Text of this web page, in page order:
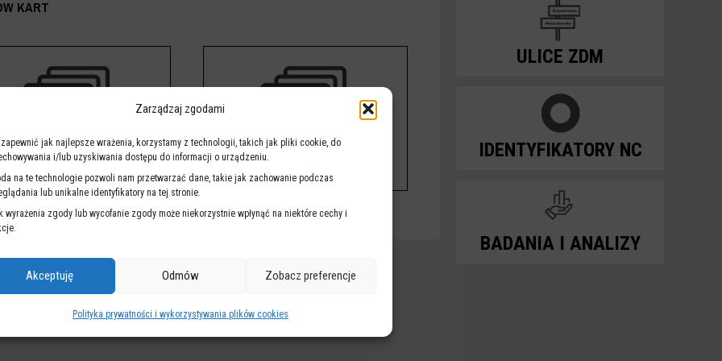
Zarządzaj zgodami
zapewnić jak najlepsze wrażenia, korzystamy z technologii, takich jak pliki cookie, do
i/lub uzyskiwania dostępu do informacji o urządzeniu.
na te technologie pozwoli nam przetwarzać dane, takie jak zachowanie podczas
lub unikalne identyfikatory na tej stronie.
wyrażenia zgody lub wycofanie zgody może niekorzystnie wpłynąć na niektóre cechy i
Akceptuję Odmów Zobacz preferencje
Polityka prywatności i wykorzystywania plików cookies
KART
Karta Powstańca Karta Honorowa
ULICE ZDM
IDENTYFIKATORY NC
BADANIA I ANALIZY